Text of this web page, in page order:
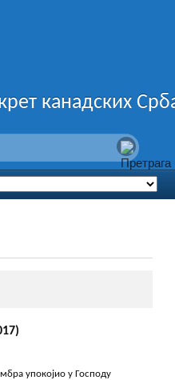
канадских
упокојио у Господу